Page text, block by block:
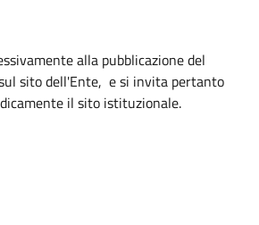
alla pubblicazione del
sito dell'Ente, e si invita pertanto
il sito istituzionale.